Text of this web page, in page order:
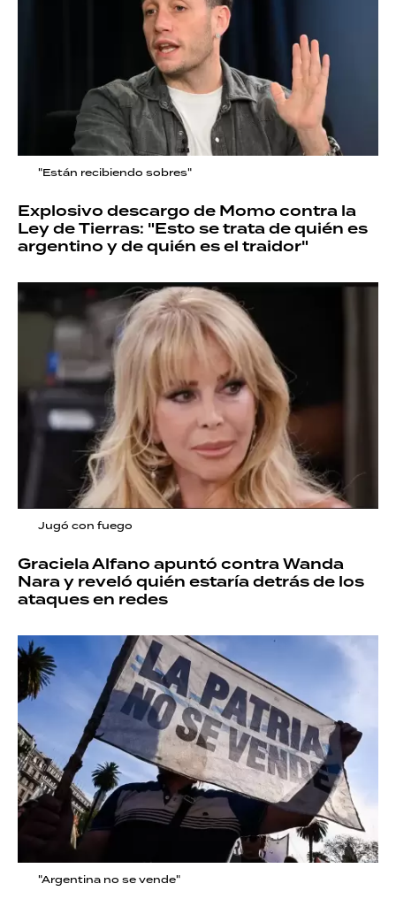
"Están recibiendo sobres"
Explosivo descargo de Momo contra la
Ley de Tierras: "Esto se trata de quién es
argentino y de quién es el traidor"
Jugó con fuego
Graciela Alfano apuntó contra Wanda
Nara y reveló quién estaría detrás de los
ataques en redes
"Argentina no se vende"